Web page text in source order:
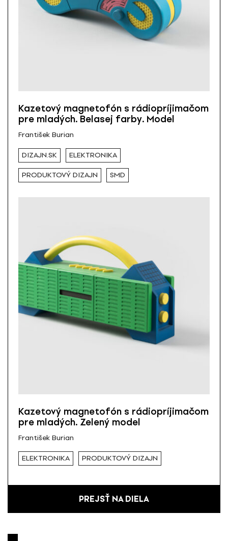
Kazetový magnetofón s rádiopríjimačom
pre mladých. Belasej farby. Model
František Burian
DIZAJN.SK ELEKTRONIKA
PRODUKTOVÝ DIZAJN SMD
Kazetový magnetofón s rádiopríjimačom
pre mladých. Zelený model
František Burian
ELEKTRONIKA PRODUKTOVÝ DIZAJN
PREJSŤ NA DIELA